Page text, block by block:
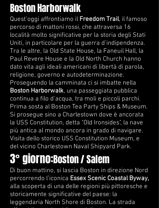
Boston Harborwalk
Quest’oggi affrontiamo il Freedom Trail, il famoso
percorso di mattoni rossi, che attraversa 16
località molto significative per la storia degli Stati
Uniti, in particolare per la guerra d'indipendenza.
Tra le altre, la Old State House, la Faneuil Hall, la
Paul Revere House e la Old North Church hanno
dato vita agli ideali americani di libertà di parola,
religione, governo e autodeterminazione.
Proseguendo la camminata ci si imbatte nella
Boston Harborwalk, una passeggiata pubblica
continua a filo d'acqua, tra moli e piccoli parchi.
Prima sosta al Boston Tea Party Ships & Museum.
Si prosegue sino a Charlestown dove è ancorata
la USS Constitution, detta "Old Ironsides", la nave
più antica al mondo ancora in grado di navigare.
Visita dello storico USS Constitution Museum, e
del vicino Charlestown Naval Shipyard Park.
3° giorno:Boston / Salem
Di buon mattino, si lascia Boston in direzione Nord
percorrendo l’iconica Essex Scenic Coastal Byway,
alla scoperta di una delle regioni più pittoresche e
storicamente significative del paese: la
leggendaria North Shore di Boston. La strada